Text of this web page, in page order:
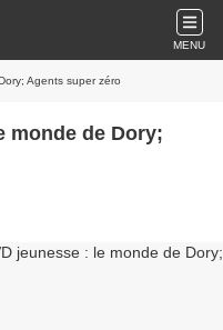
MENU
Agents super zéro
monde de Dory;